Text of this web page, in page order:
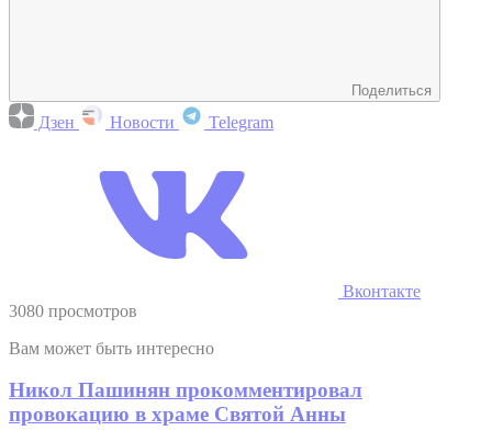
Поделиться
Дзен Новости Telegram
Вконтакте
3080 просмотров
Вам может быть интересно
Никол Пашинян прокомментировал
провокацию в храме Святой Анны